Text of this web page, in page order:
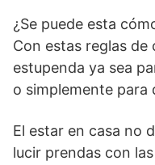
¿Se puede esta
Con estas reglas de
estupenda ya sea
o simplemente para
El estar en casa no
lucir prendas con